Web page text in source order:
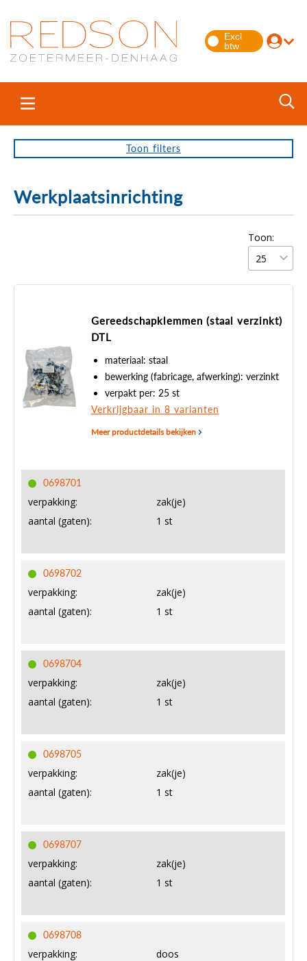
Toon filters
Werkplaatsinrichting
Toon:
Gereedschapklemmen (staal verzinkt)
DTL
materiaal: staal
bewerking (fabricage, afwerking): verzinkt
verpakt per: 25 st
Verkrijgbaar in 8 varianten
Meer productdetails bekijken
0698701
verpakking:
zak(je)
aantal (gaten):
1 st
0698702
verpakking:
zak(je)
aantal (gaten):
1 st
0698704
verpakking:
zak(je)
aantal (gaten):
1 st
0698705
verpakking:
zak(je)
aantal (gaten):
1 st
0698707
verpakking:
zak(je)
aantal (gaten):
1 st
0698708
verpakking:
doos